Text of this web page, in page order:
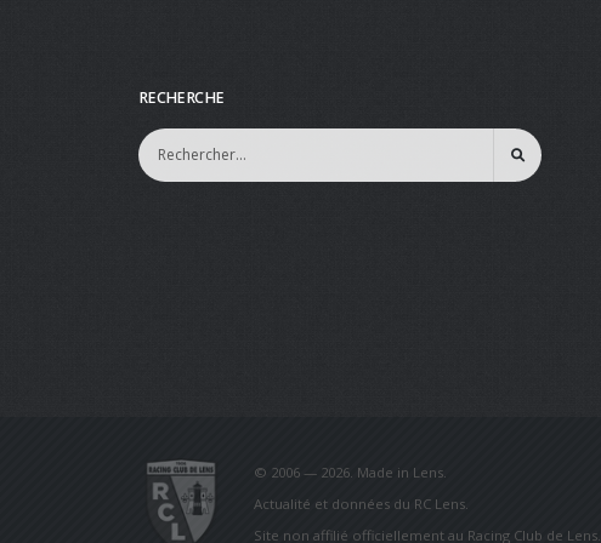
RECHERCHE
© 2006 — 2026. Made in Lens.
Actualité et données du RC Lens.
Site non affilié officiellement au Racing Club de Lens.